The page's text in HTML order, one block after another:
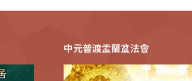
中元普渡盂蘭盆法會